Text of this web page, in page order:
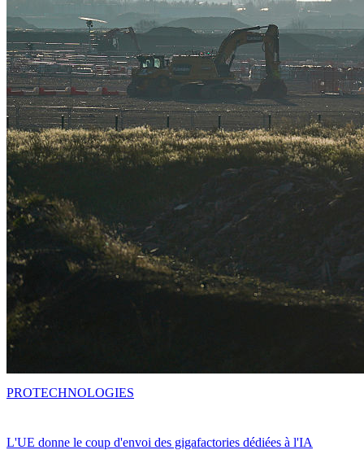
L'UE donne le coup d'envoi des gigafactories dédiées à l'IA
PROTECHNOLOGIES